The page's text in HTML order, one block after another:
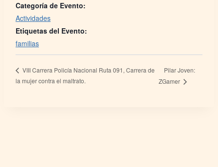
Categoría de Evento:
Actividades
Etiquetas del Evento:
familias
VIII Carrera Policía Nacional Ruta 091, Carrera de
la mujer contra el maltrato.
Pilar Joven:
ZGamer